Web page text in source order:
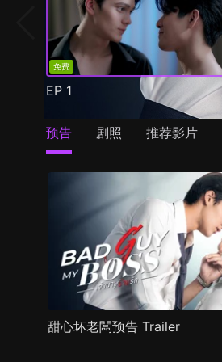
免费
EP 1
预告 剧照 推荐影片
甜心坏老闆预告 Trailer